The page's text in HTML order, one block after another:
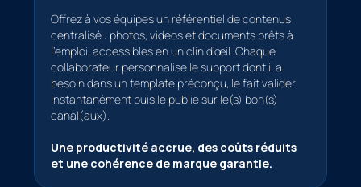
Offrez à vos équipes un référentiel de contenus
centralisé : photos, vidéos et documents prêts à
l’emploi, accessibles en un clin d’œil. Chaque
collaborateur personnalise le support dont il a
besoin dans un template préconçu, le fait valider
instantanément puis le publie sur le(s) bon(s)
canal(aux).
Une productivité accrue, des coûts réduits
et une cohérence de marque garantie.